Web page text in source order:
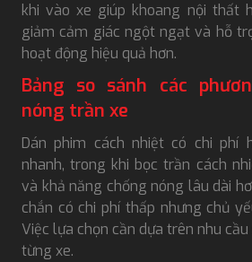
khi vào xe giúp khoang nội thất
giảm cảm giác ngột ngạt và hỗ
hoạt động hiệu quả hơn.
Bảng so sánh các
nóng trần xe
Dán phim cách nhiệt có chi phí
nhanh, trong khi bọc trần cách
và khả năng chống nóng lâu dài
chắn có chi phí thấp nhưng chủ
Việc lựa chọn cần dựa trên nhu
từng xe.